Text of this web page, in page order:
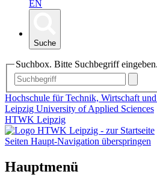
EN
Suche
Suchbox. Bitte Suchbegriff eingeben.
Hochschule für Technik, Wirtschaft
Leipzig University of Applied Sciences
HTWK Leipzig
Seiten Haupt-Navigation überspringen
Hauptmenü